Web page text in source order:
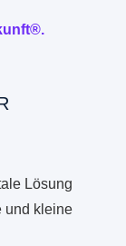
Lösung
und kleine